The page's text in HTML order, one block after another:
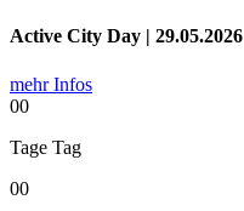
Active City Day | 29.05.2026
mehr Infos
00
Tage Tag
00